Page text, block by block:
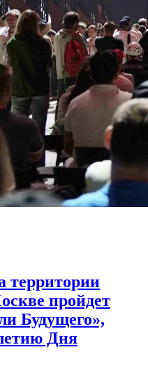
территории
пройдет
Будущего»,
Дня